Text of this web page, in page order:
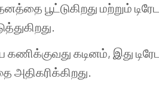
பூட்டுகிறது மற்றும்
கடினம், இது
அதிகரிக்கிறது.